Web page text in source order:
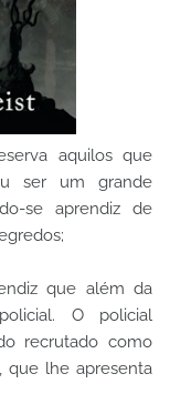
aquilos que
ser um grande
se aprendiz de
que além da
O policial
recrutado como
que lhe apresenta